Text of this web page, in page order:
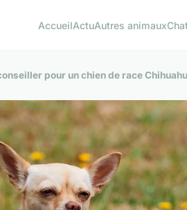
AccueilActuAutres animaux
pour un chien de race